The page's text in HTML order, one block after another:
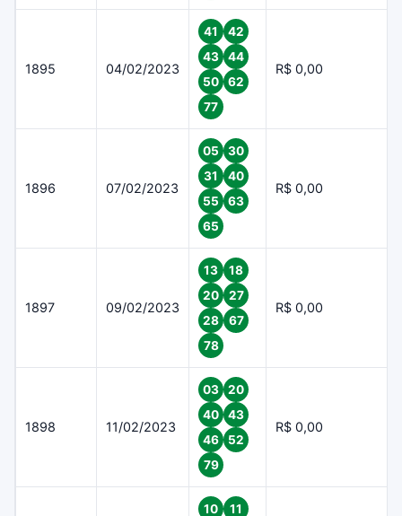
1895 04/02/2023
41
42
43
44
50
62
77
R$ 0,00
1896 07/02/2023
05
30
31
40
55
63
65
R$ 0,00
1897 09/02/2023
13
18
20
27
28
67
78
R$ 0,00
1898 11/02/2023
03
20
40
43
46
52
79
R$ 0,00
10 11